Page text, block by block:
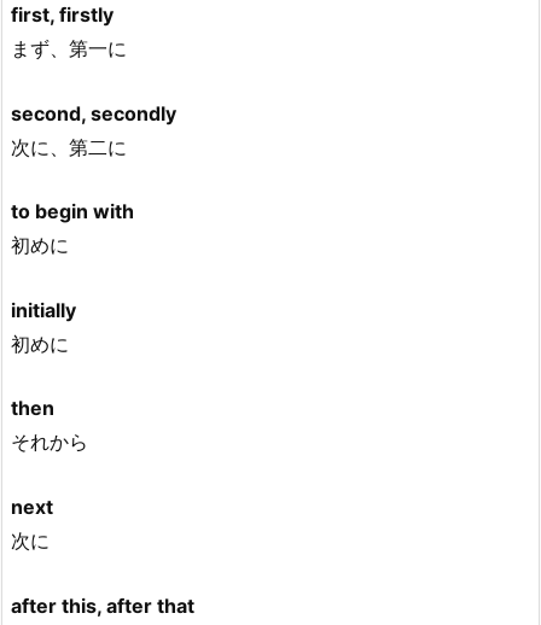
first, firstly
まず、第一に
second, secondly
次に、第二に
to begin with
初めに
initially
初めに
then
それから
next
次に
after this, after that